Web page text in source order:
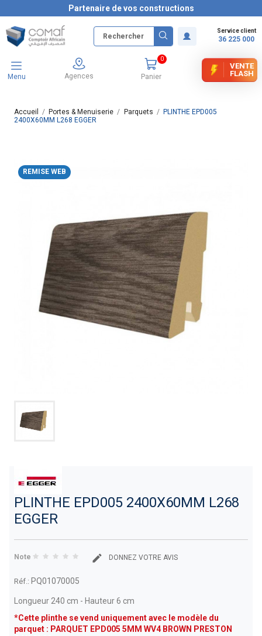
Partenaire de vos constructions
Service client
36 225 000
Menu Agences Panier
0
VENTE
FLASH
Accueil Portes & Menuiserie Parquets
PLINTHE EPD005
2400X60MM L268 EGGER
REMISE WEB
PLINTHE EPD005 2400X60MM L268
EGGER
Note DONNEZ VOTRE AVIS
Réf.: PQ01070005
Longueur 240 cm - Hauteur 6 cm
*Cette plinthe se vend uniquement avec le modèle du
parquet : PARQUET EPD005 5MM WV4 BROWN PRESTON